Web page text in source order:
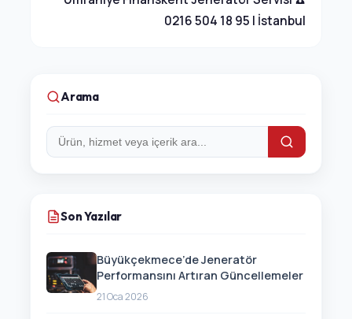
0216 504 18 95 | İstanbul
Arama
Arama:
Son Yazılar
Büyükçekmece’de Jeneratör
Performansını Artıran Güncellemeler
21 Oca 2026